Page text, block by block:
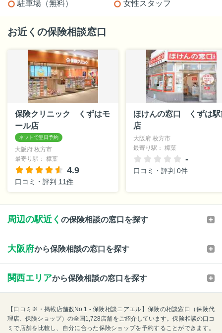
駐車場（無料）
女性スタッフ
お近くの保険相談窓口
保険クリニック くずはモ
ール店
大阪府 枚方市
最寄り駅： 樟葉
4.9
口コミ・評判 11件
ほけんの窓口 くずは駅
店
大阪府 枚方市
最寄り駅： 樟葉
-
口コミ・評判 0件
周辺の駅近く の保険相談の窓口を探す
大阪府から保険相談の窓口を探す
関西エリアから保険相談の窓口を探す
【口コミ※・掲載店舗数No.1 - 保険相談ニアエル】保険の相談窓口（保険代
理店、保険ショップ）の全国1,728店舗をご紹介しています。保険相談の口コ
ミで店舗を比較し、自分に合った保険ショップを予約することができます。